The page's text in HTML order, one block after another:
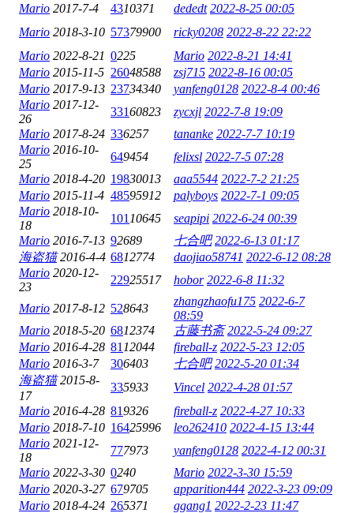
Mario 2017-7-4 4310371 dededt 2022-8-25 00:05
Mario 2018-3-10 57379900 ricky0208 2022-8-22 22:22
Mario 2022-8-21 0225 Mario 2022-8-21 14:41
Mario 2015-11-5 26048588 zsj715 2022-8-16 00:05
Mario 2017-9-13 23734340 yanfeng0128 2022-8-4 00:46
Mario 2017-12-
26
33160823 zycxjl 2022-7-8 19:09
Mario 2017-8-24 336257 tananke 2022-7-7 10:19
Mario 2016-10-
25
649454 felixsl 2022-7-5 07:28
Mario 2018-4-20 19830013 aaa5544 2022-7-2 21:25
Mario 2015-11-4 48595912 palyboys 2022-7-1 09:05
Mario 2018-10-
18
101 10645 seapipi 2022-6-24 00:39
Mario 2016-7-13 92689 七合吧 2022-6-13 01:17
海盗猫 2016-4-4 6812774 daojiao58741 2022-6-12 08:28
Mario 2020-12-
23
22925517 hobor 2022-6-8 11:32
Mario 2017-8-12 528643
zhangzhaofu175 2022-6-7
08:59
Mario 2018-5-20 6812374 古藤书斋 2022-5-24 09:27
Mario 2016-4-28 81 12044 fireball-z 2022-5-23 12:05
Mario 2016-3-7 306403 七合吧 2022-5-20 01:34
海盗猫 2015-8-
17
335933 Vincel 2022-4-28 01:57
Mario 2016-4-28 819326 fireball-z 2022-4-27 10:33
Mario 2018-7-10 16425996 leo262410 2022-4-15 13:44
Mario 2021-12-
18
777973 yanfeng0128 2022-4-12 00:31
Mario 2022-3-30 0240 Mario 2022-3-30 15:59
Mario 2020-3-27 679705 apparition444 2022-3-23 09:09
Mario 2018-4-24 265371 ggang1 2022-2-23 11:47